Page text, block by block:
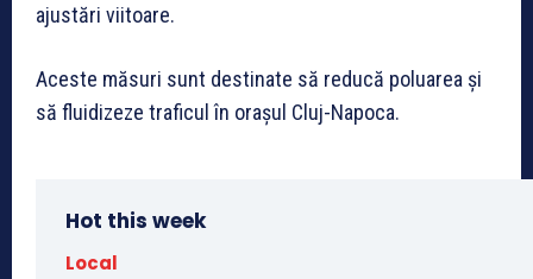
ajustări viitoare.
Aceste măsuri sunt destinate să reducă poluarea și
să fluidizeze traficul în orașul Cluj-Napoca.
Hot this week
Local